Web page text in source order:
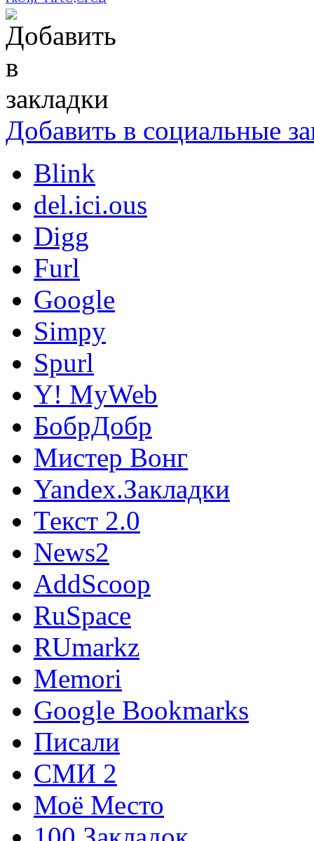
Добавить в социальные
Blink
del.ici.ous
Digg
Furl
Google
Simpy
Spurl
Y! MyWeb
БобрДобр
Мистер Вонг
Yandex.Закладки
Текст 2.0
News2
AddScoop
RuSpace
RUmarkz
Memori
Google Bookmarks
Писали
СМИ 2
Моё Место